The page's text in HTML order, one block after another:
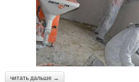
Поэтапный ремонт
Внутренний ремонт
читать дальше →